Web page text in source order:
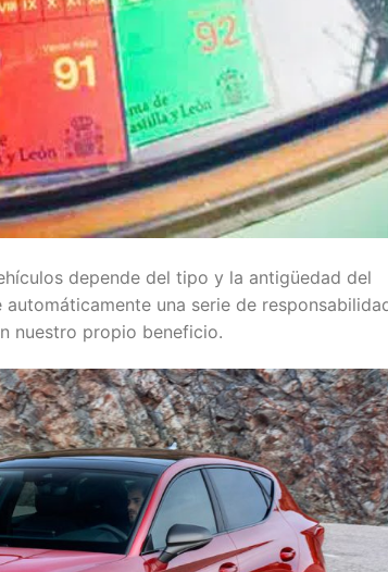
depende del tipo y la antigüedad del
una serie de
nuestro propio beneficio.